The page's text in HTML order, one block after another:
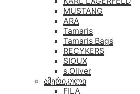
MUSTANG
ARA
Tamaris
Tamaris Bags
RECYKERS
SIOUX
s.Oliver
ამერიკული
FILA